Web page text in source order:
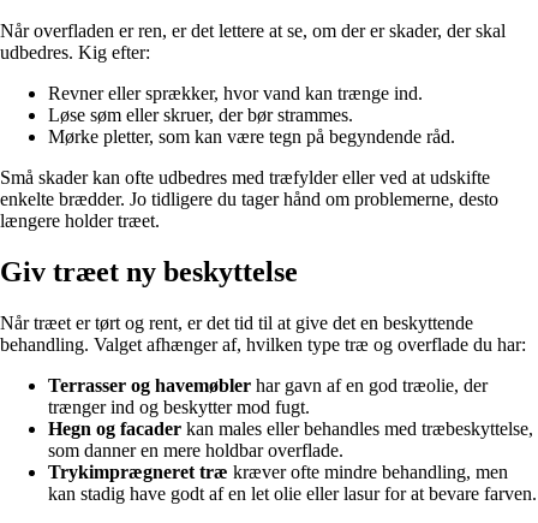
Når overfladen er ren, er det lettere at se, om der er skader, der skal
udbedres. Kig efter:
Revner eller sprækker, hvor vand kan trænge ind.
Løse søm eller skruer, der bør strammes.
Mørke pletter, som kan være tegn på begyndende råd.
Små skader kan ofte udbedres med træfylder eller ved at udskifte
enkelte brædder. Jo tidligere du tager hånd om problemerne, desto
længere holder træet.
Giv træet ny beskyttelse
Når træet er tørt og rent, er det tid til at give det en beskyttende
behandling. Valget afhænger af, hvilken type træ og overflade du har:
Terrasser og havemøbler har gavn af en god træolie, der
trænger ind og beskytter mod fugt.
Hegn og facader kan males eller behandles med træbeskyttelse,
som danner en mere holdbar overflade.
Trykimprægneret træ kræver ofte mindre behandling, men
kan stadig have godt af en let olie eller lasur for at bevare farven.